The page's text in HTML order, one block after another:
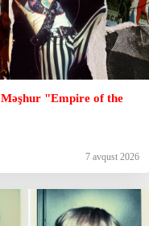
Məşhur "Empire of the
7 avqust 2026